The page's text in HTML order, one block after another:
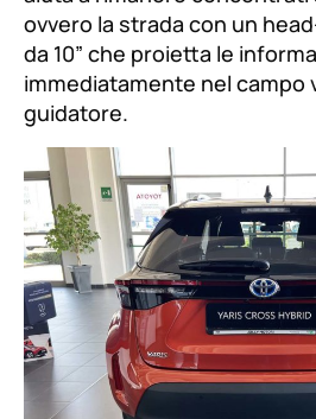
ovvero la strada con un
da 10” che proietta le
immediatamente nel campo
guidatore.